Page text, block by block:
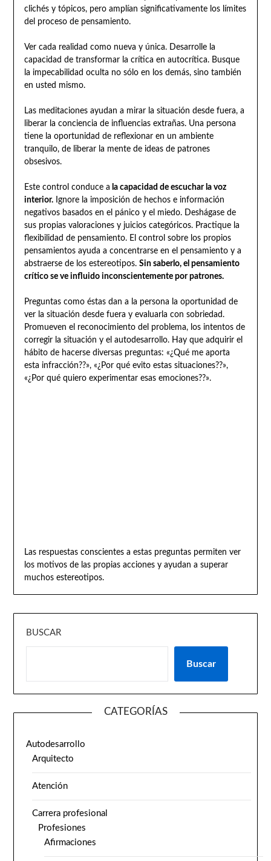
clichés y tópicos, pero amplían significativamente los límites
del proceso de pensamiento.
Ver cada realidad como nueva y única. Desarrolle la
capacidad de transformar la crítica en autocrítica. Busque
la impecabilidad oculta no sólo en los demás, sino también
en usted mismo.
Las meditaciones ayudan a mirar la situación desde fuera, a
liberar la conciencia de influencias extrañas. Una persona
tiene la oportunidad de reflexionar en un ambiente
tranquilo, de liberar la mente de ideas de patrones
obsesivos.
Este control conduce a la capacidad de escuchar la voz
interior.Ignore la imposición de hechos e información
negativos basados en el pánico y el miedo. Deshágase de
sus propias valoraciones y juicios categóricos. Practique la
flexibilidad de pensamiento. El control sobre los propios
pensamientos ayuda a concentrarse en el pensamiento y a
abstraerse de los estereotipos. Sin saberlo, el pensamiento
crítico se ve influido inconscientemente por patrones.
Preguntas como éstas dan a la persona la oportunidad de
ver la situación desde fuera y evaluarla con sobriedad.
Promueven el reconocimiento del problema, los intentos de
corregir la situación y el autodesarrollo. Hay que adquirir el
hábito de hacerse diversas preguntas: «¿Qué me aporta
esta infracción??», «¿Por qué evito estas situaciones??»,
«¿Por qué quiero experimentar esas emociones??».
Las respuestas conscientes a estas preguntas permiten ver
los motivos de las propias acciones y ayudan a superar
muchos estereotipos.
BUSCAR
Buscar
CATEGORÍAS
Autodesarrollo
Arquitecto
Atención
Carrera profesional
Profesiones
Afirmaciones